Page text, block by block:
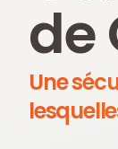
de
Une